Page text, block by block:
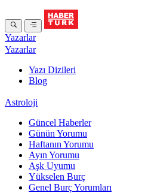
Yazarlar
Yazarlar
Yazı Dizileri
Blog
Astroloji
Güncel Haberler
Günün Yorumu
Haftanın Yorumu
Ayın Yorumu
Aşk Uyumu
Yükselen Burç
Genel Burç Yorumları